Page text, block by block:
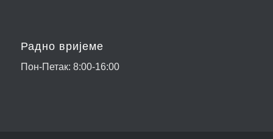
Радно вријеме
Пон-Петак: 8:00-16:00